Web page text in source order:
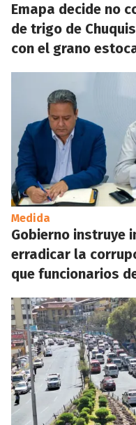
Emapa decide no
de trigo de
con el grano
Medida
Gobierno instruye
erradicar la
que funcionarios